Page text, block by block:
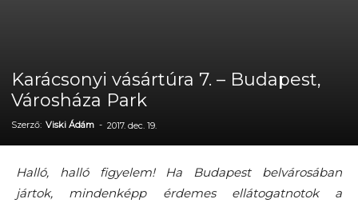
Karácsonyi vásártúra 7. – Budapest,
Városháza Park
Szerző: Viski Ádám - 2017. dec. 19.
Halló, halló figyelem! Ha Budapest belvárosában
jártok, mindenképp érdemes ellátogatnotok a